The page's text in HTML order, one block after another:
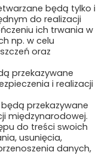
Z O.O.
będą tylko i
do realizacji
ich trwania w
np. w celu
oraz
przekazywane
i realizacji
przekazywane
międzynarodowej.
do treści swoich
usunięcia,
danych,